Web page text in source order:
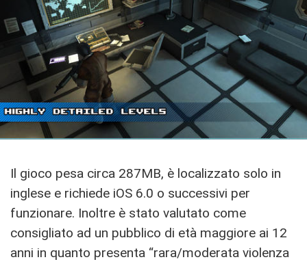
Il gioco pesa circa 287MB, è localizzato solo in
inglese e richiede iOS 6.0 o successivi per
funzionare. Inoltre è stato valutato come
consigliato ad un pubblico di età maggiore ai 12
anni in quanto presenta “rara/moderata violenza